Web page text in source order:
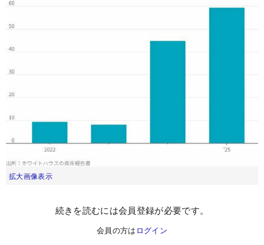
拡大画像表示
続きを読むには会員登録が必要です。
会員の方は ログイン